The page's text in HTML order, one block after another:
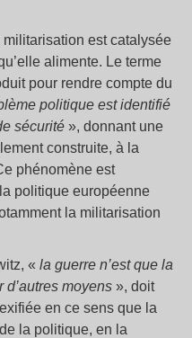
est catalysée
alimente. Le terme
pour rendre compte du
politique est identifié
sécurité », donnant une
construite, à la
phénomène est
politique européenne
la militarisation
« la guerre n’est que la
moyens », doit
en ce sens que la
la politique, en la